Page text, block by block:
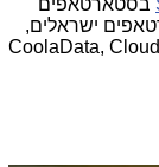
בסטארטאפים
הקרן השקיעה ב-6 סטארטאפים ישראלים,
CoolaData,